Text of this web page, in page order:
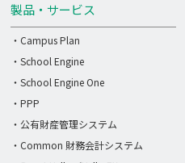
製品・サービス
・Campus Plan
・School Engine
・School Engine One
・PPP
・公有財産管理システム
・Common 財務会計システム